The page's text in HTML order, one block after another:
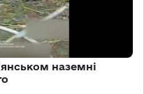
наземні